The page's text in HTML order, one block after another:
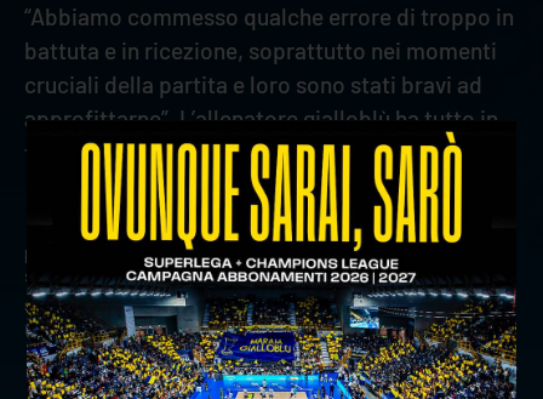
“Abbiamo commesso qualche errore di troppo in
battuta e in ricezione, soprattutto nei momenti
cruciali della partita e loro sono stati bravi ad
approfittarne”. L’allenatore gialloblù ha tutto in
testa per la sfida da ex che vivrà al PalaTrento.
precedente:
aperte le vendite per la coppa italia: 20% di
sconto per gli abbonati!
successivo:distributori al risparmio vivaverona cup: è
mozic il più votato contro piacenza
news prima squadra